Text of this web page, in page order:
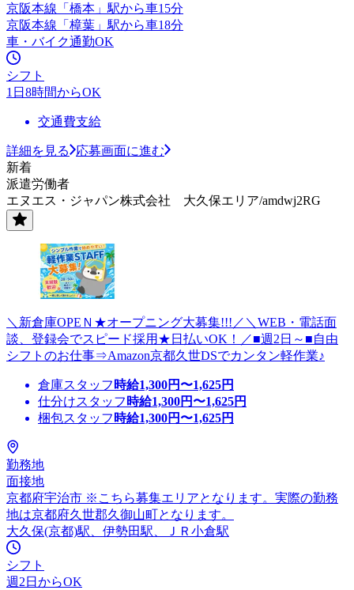
京阪本線「橋本」駅から車15分
京阪本線「樟葉」駅から車18分
車・バイク通勤OK
シフト
1日8時間からOK
交通費支給
詳細を見る
応募画面に進む
新着
派遣労働者
エヌエス・ジャパン株式会社 大久保エリア/amdwj2RG
＼新倉庫OPEＮ★オープニング大募集!!!／＼WEB・電話面
談、登録会でスピード採用★日払いOK！／■週2日～■自由
シフトのお仕事⇒Amazon京都久世DSでカンタン軽作業♪
倉庫スタッフ 時給1,300円〜1,625円
仕分けスタッフ 時給1,300円〜1,625円
梱包スタッフ 時給1,300円〜1,625円
勤務地
面接地
京都府宇治市 ※こちら募集エリアとなります。実際の勤務
地は京都府久世郡久御山町となります。
大久保(京都)駅、伊勢田駅、ＪＲ小倉駅
シフト
週2日からOK